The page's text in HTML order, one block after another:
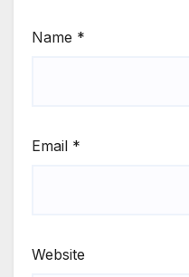
Name *
Email *
Website